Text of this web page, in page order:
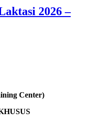
2026 –
Center)